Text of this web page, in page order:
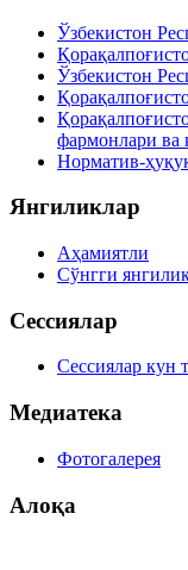
Ўзбекистон
Ўзбекистон
фармонлари ва
Норматив-
Янгиликлар
Аҳамиятли
Сўнгги
Сессиялар
Сессиялар кун
Медиатека
Фотогалерея
Алоқа